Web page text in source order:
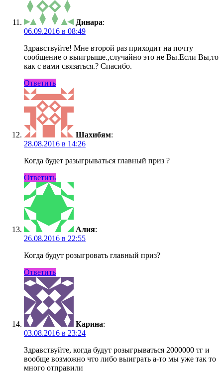
Динара:
06.09.2016 в 08:49
Здравствуйте! Мне второй раз приходит на почту
сообщение о выигрыше.,случайно это не Вы.Если Вы,то
как с вами связаться.? Спасибо.
Ответить
Шахибям:
28.08.2016 в 14:26
Когда будет разыгрываться главный приз ?
Ответить
Алия:
26.08.2016 в 22:55
Когда будут розыгровать главный приз?
Ответить
Карина:
03.08.2016 в 23:24
Здравствуйте, когда будут розыгрываться 2000000 тг и
вообще возможно что либо выиграть а-то мы уже так то
много отправили